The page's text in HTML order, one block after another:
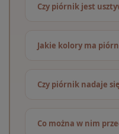
Czy piórnik jest
Jakie kolory ma
Czy piórnik nadaje
Co można w nim